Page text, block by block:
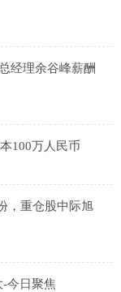
经理余谷峰薪酬
100万人民币
，重仓股中际旭
今日聚焦